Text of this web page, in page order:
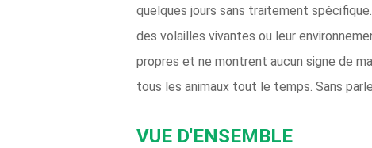
quelques jours sans traitement
des volailles vivantes ou leur
propres et ne montrent aucun signe de
tous les animaux tout le temps. Sans
VUE D'ENSEMBLE